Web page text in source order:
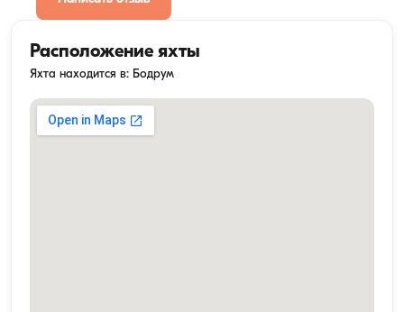
Расположение яхты
Яхта находится в: Бодрум